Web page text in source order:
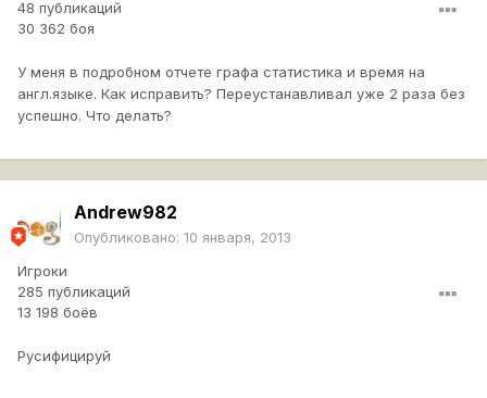
48 публикаций
30 362 боя
У меня в подробном отчете графа статистика и время на
англ.языке. Как исправить? Переустанавливал уже 2 раза без
успешно. Что делать?
Andrew982
Опубликовано: 10 января, 2013
Игроки
285 публикаций
13 198 боёв
Русифицируй